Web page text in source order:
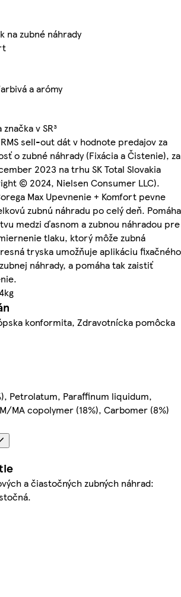
na zubné náhrady
a arómy
v SR³
sell-out dát v hodnote predajov za
o zubné náhrady (Fixácia a Čistenie), za
2023 na trhu SK Total Slovakia
© 2024, Nielsen Consumer LLC).
Max Upevnenie + Komfort pevne
zubnú náhradu po celý deň. Pomáha
medzi ďasnom a zubnou náhradou pre
tlaku, ktorý môže zubná
tryska umožňuje aplikáciu fixačného
náhrady, a pomáha tak zaistiť
konformita, Zdravotnícka pomôcka
Petrolatum, Paraffinum liquidum,
MA copolymer (18%), Carbomer (8%)
a čiastočných zubných náhrad: